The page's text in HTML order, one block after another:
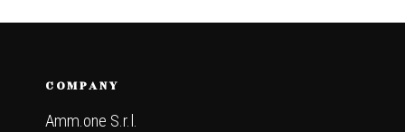
COMPANY
Amm.one S.r.l.